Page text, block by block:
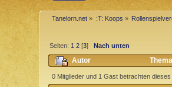
Tanelorn.net » :T: Koops »
Seiten: 1 2 [3]Nach unten
Autor
0 Mitglieder und 1 Gast betrachten dieses